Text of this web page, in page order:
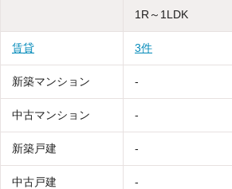
1R～1LDK
賃貸 3件
新築マンション -
中古マンション -
新築戸建 -
中古戸建 -